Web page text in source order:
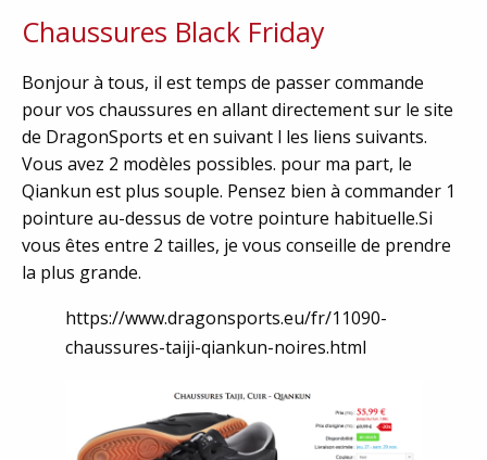
Chaussures Black Friday
Bonjour à tous, il est temps de passer commande
pour vos chaussures en allant directement sur le site
de DragonSports et en suivant l les liens suivants.
Vous avez 2 modèles possibles. pour ma part, le
Qiankun est plus souple. Pensez bien à commander 1
pointure au-dessus de votre pointure habituelle.Si
vous êtes entre 2 tailles, je vous conseille de prendre
la plus grande.
https://www.dragonsports.eu/fr/11090-
chaussures-taiji-qiankun-noires.html